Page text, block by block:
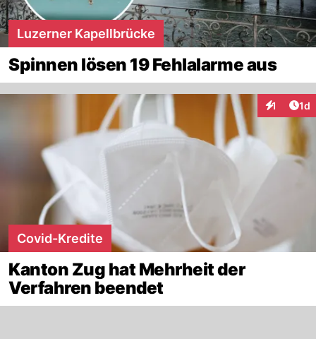
Luzerner Kapellbrücke
Spinnen lösen 19 Fehlalarme aus
1 1d
Covid-Kredite
Kanton Zug hat Mehrheit der
Verfahren beendet